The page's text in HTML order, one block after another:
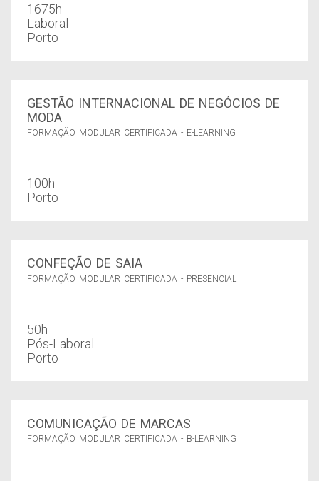
1675h
Laboral
Porto
GESTÃO INTERNACIONAL DE NEGÓCIOS DE
MODA
FORMAÇÃO MODULAR CERTIFICADA - E-LEARNING
100h
Porto
CONFEÇÃO DE SAIA
FORMAÇÃO MODULAR CERTIFICADA - PRESENCIAL
50h
Pós-Laboral
Porto
COMUNICAÇÃO DE MARCAS
FORMAÇÃO MODULAR CERTIFICADA - B-LEARNING